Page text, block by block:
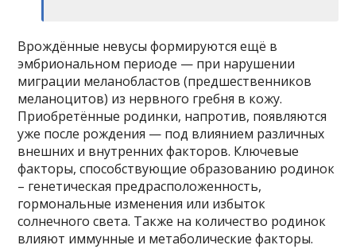
Врождённые невусы формируются ещё в
эмбриональном периоде — при нарушении
миграции меланобластов (предшественников
меланоцитов) из нервного гребня в кожу.
Приобретённые родинки, напротив, появляются
уже после рождения — под влиянием различных
внешних и внутренних факторов. Ключевые
факторы, способствующие образованию родинок
– генетическая предрасположенность,
гормональные изменения или избыток
солнечного света. Также на количество родинок
влияют иммунные и метаболические факторы.